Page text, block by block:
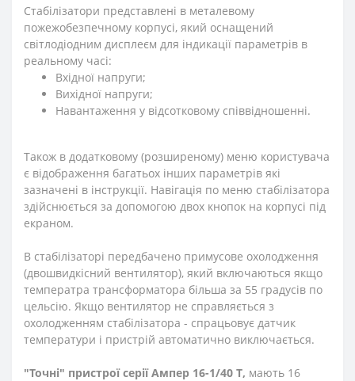
Стабілізатори представлені в металевому
пожежобезпечному корпусі, який оснащений
світлодіодним дисплеєм для індикації параметрів в
реальному часі:
Вхідної напруги;
Вихідної напруги;
Навантаження у відсотковому співвідношенні.
Також в додатковому (розширеному) меню користувача
є відображення багатьох інших параметрів які
зазначені в інструкції. Навігація по меню стабілізатора
здійснюється за допомогою двох кнопок на корпусі під
екраном.
В стабілізаторі передбачено примусове охолодження
(двошвидкісний вентилятор), який включаються якщо
температра трансформатора більша за 55 градусів по
цельсію. Якщо вентилятор не справляється з
охолодженням стабілізатора - спрацьовує датчик
температури і пристрій автоматично виключається.
"Точні" пристрої серії Ампер 16-1/40 Т, мають 16